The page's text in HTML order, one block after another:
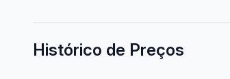
Histórico de Preços